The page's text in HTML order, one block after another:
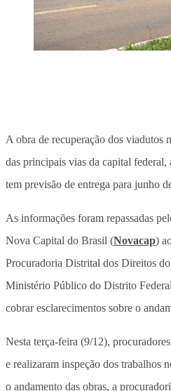
A obra de recuperação dos viadutos
das principais vias da capital
tem previsão de entrega para junho
As informações foram repassadas
Nova Capital do Brasil (Novacap)
Procuradoria Distrital dos Direitos
Ministério Público do Distrito
cobrar esclarecimentos sobre o
Nesta terça-feira (9/12),
e realizaram inspeção dos trabalhos
o andamento das obras, a